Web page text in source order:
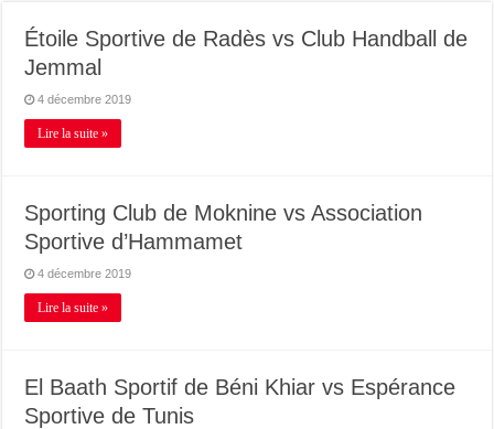
Étoile Sportive de Radès vs Club Handball de
Jemmal
4 décembre 2019
Lire la suite »
Sporting Club de Moknine vs Association
Sportive d’Hammamet
4 décembre 2019
Lire la suite »
El Baath Sportif de Béni Khiar vs Espérance
Sportive de Tunis